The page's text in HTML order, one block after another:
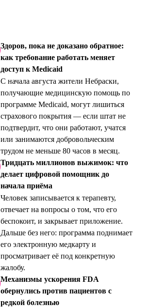
Здоров, пока не доказано обратное:
как требование работать меняет
доступ к Medicaid
С начала августа жители Небраски,
получающие медицинскую помощь по
программе Medicaid, могут лишиться
страхового покрытия — если штат не
подтвердит, что они работают, учатся
или занимаются добровольческим
трудом не меньше 80 часов в месяц.
Тридцать миллионов выжимок: что
делает цифровой помощник до
начала приёма
Человек записывается к терапевту,
отвечает на вопросы о том, что его
беспокоит, и закрывает приложение.
Дальше без него: программа поднимает
его электронную медкарту и
просматривает её под конкретную
жалобу.
Механизмы ускорения FDA
обернулись против пациентов с
редкой болезнью